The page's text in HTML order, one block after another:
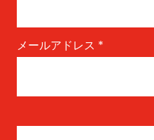
メールアドレス *